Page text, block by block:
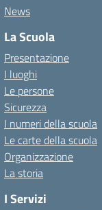
News
La Scuola
Presentazione
I luoghi
Le persone
Sicurezza
I numeri della scuola
Le carte della scuola
Organizzazione
La storia
I Servizi